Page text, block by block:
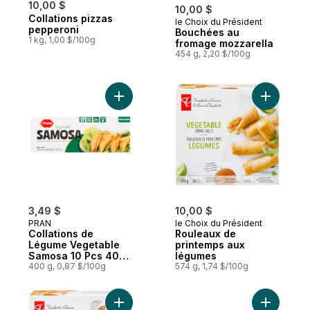
10,00 $
Collations pizzas
pepperoni
1 kg, 1,00 $/100g
10,00 $
Préparé au Canada
le Choix du Président
Bouchées au
fromage mozzarella
454 g, 2,20 $/100g
3,49 $
PRAN
Collations de
Légume Vegetable
Samosa 10 Pcs 400
g
400 g, 0,87 $/100g
Ajouter Collations de Légume Vegetable
10,00 $
le Choix du Président
Rouleaux de
printemps aux
légumes
574 g, 1,74 $/100g
Ajouter
Ajouter Rouleaux de printemps au poulet
Ajouter